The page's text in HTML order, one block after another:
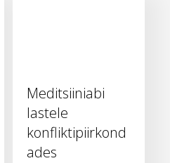
Meditsiiniabi
lastele
konfliktipiirkond
ades